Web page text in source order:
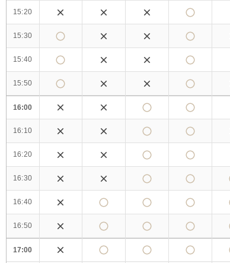
15:20
15:30
15:40
15:50
16:00
16:10
16:20
16:30
16:40
16:50
17:00